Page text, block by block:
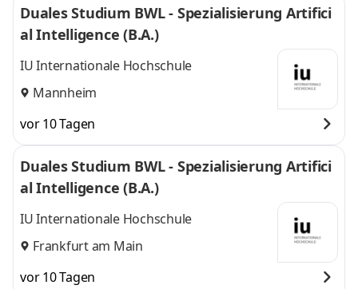
Duales Studium BWL - Spezialisierung Artifici
al Intelligence (B.A.)
IU Internationale Hochschule
Mannheim
vor 10 Tagen
Duales Studium BWL - Spezialisierung Artifici
al Intelligence (B.A.)
IU Internationale Hochschule
Frankfurt am Main
vor 10 Tagen